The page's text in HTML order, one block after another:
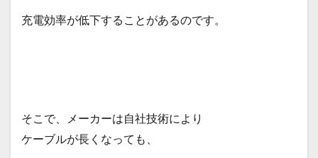
充電効率が低下することがあるのです。
そこで、メーカーは自社技術により
ケーブルが長くなっても、